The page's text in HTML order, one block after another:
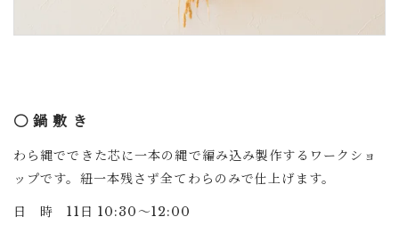
〇 鍋 敷 き
わら縄でできた芯に一本の縄で編み込み製作するワークショ
ップです。紐一本残さず全てわらのみで仕上げます。
日 時 11日 10:30〜12:00